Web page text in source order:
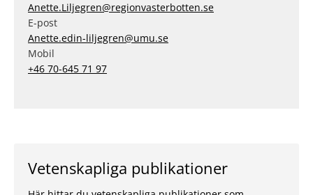
Anette.Liljegren@regionvasterbotten.se
E-post
Anette.edin-liljegren@umu.se
Mobil
+46 70-645 71 97
Vetenskapliga publikationer